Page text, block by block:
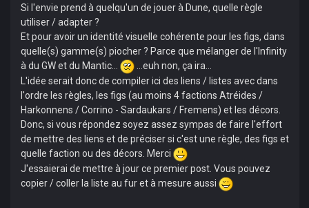
Si l'envie prend à quelqu'un de jouer à Dune, quelle règle
utiliser / adapter ?
Et pour avoir un identité visuelle cohérente pour les figs, dans
quelle(s) gamme(s) piocher ? Parce que mélanger de l'Infinity
à du GW et du Mantic...
...euh non, ça ira...
L'idée serait donc de compiler ici des liens / listes avec dans
l'ordre les règles, les figs (au moins 4 factions Atréides /
Harkonnens / Corrino - Sardaukars / Fremens) et les décors.
Donc, si vous répondez soyez assez sympas de faire l'effort
de mettre des liens et de préciser si c'est une règle, des figs et
quelle faction ou des décors. Merci
J'essaierai de mettre à jour ce premier post. Vous pouvez
copier / coller la liste au fur et à mesure aussi